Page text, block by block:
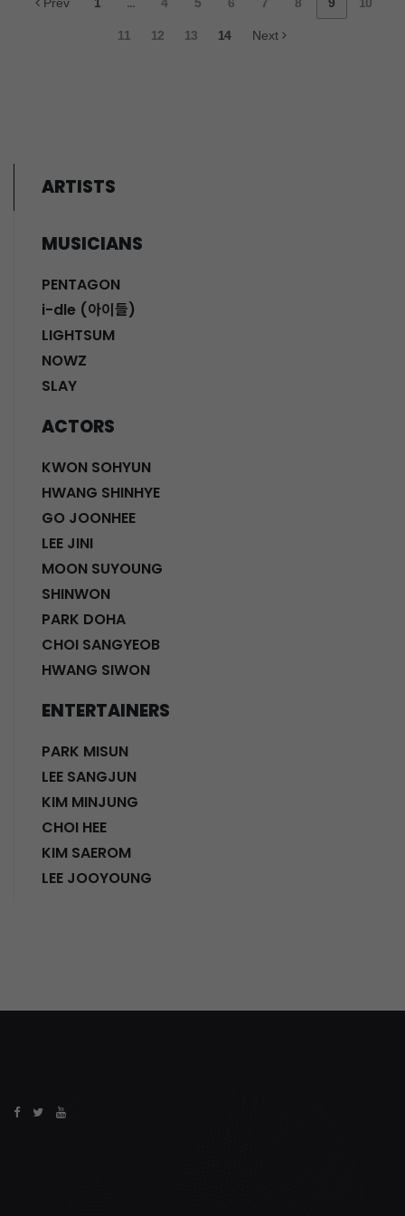
11 12 13 14 Next
ARTISTS
MUSICIANS
PENTAGON
i-dle (아이들)
LIGHTSUM
NOWZ
SLAY
ACTORS
KWON SOHYUN
HWANG SHINHYE
GO JOONHEE
LEE JINI
MOON SUYOUNG
SHINWON
PARK DOHA
CHOI SANGYEOB
HWANG SIWON
ENTERTAINERS
PARK MISUN
LEE SANGJUN
KIM MINJUNG
CHOI HEE
KIM SAEROM
LEE JOOYOUNG